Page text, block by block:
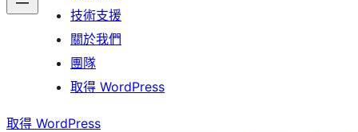
技術支援
關於我們
團隊
取得 WordPress
取得 WordPress